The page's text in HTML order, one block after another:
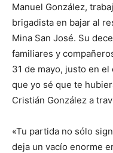
Manuel González,
brigadista en bajar al
Mina San José. Su
familiares y
31 de mayo, justo en
que yo sé que te
Cristián González a
«Tu partida no sólo
deja un vacío enorme